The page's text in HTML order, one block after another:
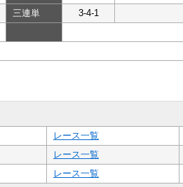
三連単 3-4-1
レース一覧
レース一覧
レース一覧